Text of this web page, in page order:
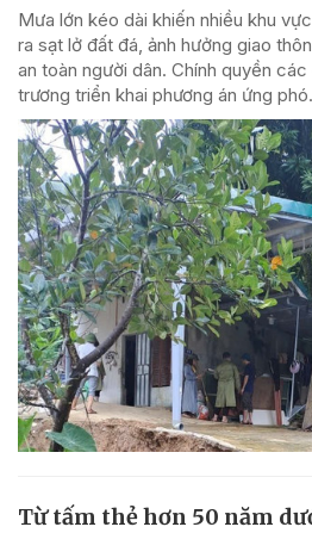
Mưa lớn kéo dài khiến nhiều khu
ra sạt lở đất đá, ảnh hưởng giao
an toàn người dân. Chính quyền
trương triển khai phương án ứng phó.
Từ tấm thẻ hơn 50 năm